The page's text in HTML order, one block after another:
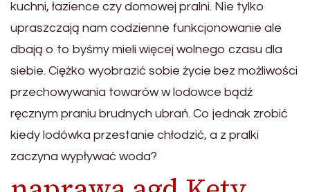
kuchni, łazience czy domowej pralni. Nie tylko
upraszczają nam codzienne funkcjonowanie ale
dbają o to byśmy mieli więcej wolnego czasu dla
siebie. Ciężko wyobrazić sobie życie bez możliwości
przechowywania towarów w lodowce bądź
ręcznym praniu brudnych ubrań. Co jednak zrobić
kiedy lodówka przestanie chłodzić, a z pralki
zaczyna wypływać woda?